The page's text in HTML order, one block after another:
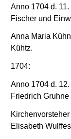
Anno 1704 d.
Fischer und
Anna Maria
Kühtz.
1704:
Anno 1704 d.
Friedrich
Elisabeth